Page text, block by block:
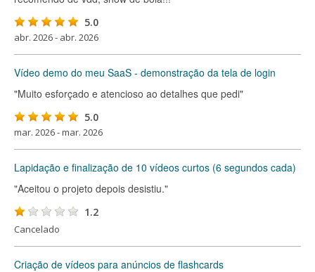
5.0
abr. 2026 - abr. 2026
Vídeo demo do meu SaaS - demonstração da tela de login
"Muito esforçado e atencioso ao detalhes que pedi"
5.0
mar. 2026 - mar. 2026
Lapidação e finalização de 10 vídeos curtos (6 segundos cada)
"Aceitou o projeto depois desistiu."
1.2
Cancelado
Criação de vídeos para anúncios de flashcards